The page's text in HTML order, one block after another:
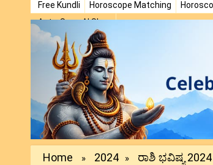
Free Kundli Horoscope Matching
AstroSage AI Shop
Previous
Home » 2024 » ರಾಶಿ ಭವಿಷ್ಯ 2024